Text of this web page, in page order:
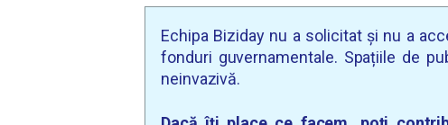
Echipa Biziday nu a solicitat și nu a
fonduri guvernamentale. Spațiile de
neinvazivă.